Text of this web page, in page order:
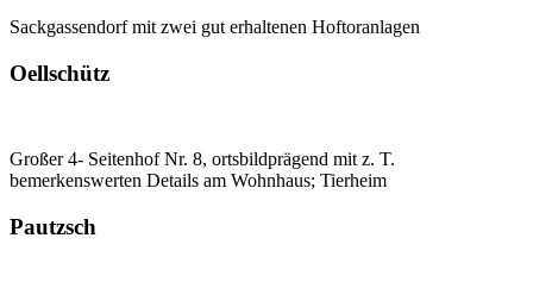
Sackgassendorf mit zwei gut erhaltenen Hoftoranlagen
Oellschütz
Großer 4- Seitenhof Nr. 8, ortsbildprägend mit z. T.
bemerkenswerten Details am Wohnhaus; Tierheim
Pautzsch